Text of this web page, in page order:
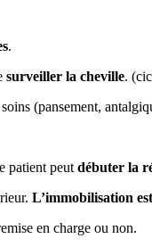
.
surveiller la cheville.
(pansement,
patient peut débuter la
L’immobilisation
en charge ou non.